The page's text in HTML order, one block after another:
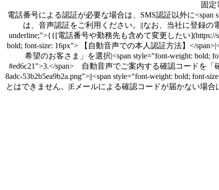
固定
電話番号による認証が必要な場合は、SMS認証以外に<span
は、音声認証をご利用ください。||なお、当社に登録の
underline;">{{[電話番号や勤務先も含めて変更したい](https://
bold; font-size: 16px"> 【自動音声での本人認証方法】</
希望のお客さま」を選択|<span style="font-weight: bold;
#ed6c21">3.</span> 自動音声でご案内する確認コードを「
8adc-53b2b5ea9b2a.png">||<span style="font-weight: bold;
とはできません。|Eメールによる確認コードが届かない場合